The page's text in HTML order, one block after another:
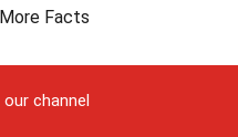
More Facts
channel